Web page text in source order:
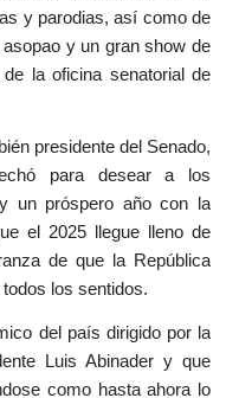
y parodias, así como de
y un gran show de
la oficina senatorial de
presidente del Senado,
para desear a los
un próspero año con la
el 2025 llegue lleno de
de que la República
los sentidos.
del país dirigido por la
Luis Abinader y que
como hasta ahora lo